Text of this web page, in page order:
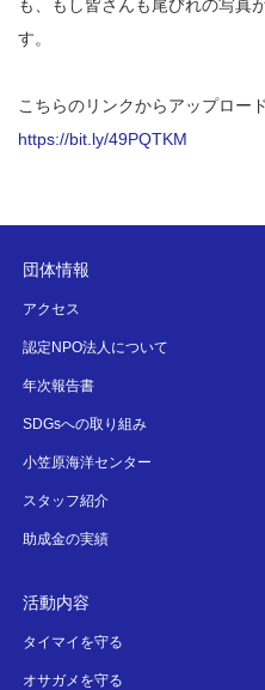
も、もし皆さんも尾びれの写真
す。
こちらのリンクからアップロー
https://bit.ly/49PQTKM
団体情報
アクセス
認定NPO法人について
年次報告書
SDGsへの取り組み
小笠原海洋センター
スタッフ紹介
助成金の実績
活動内容
タイマイを守る
オサガメを守る